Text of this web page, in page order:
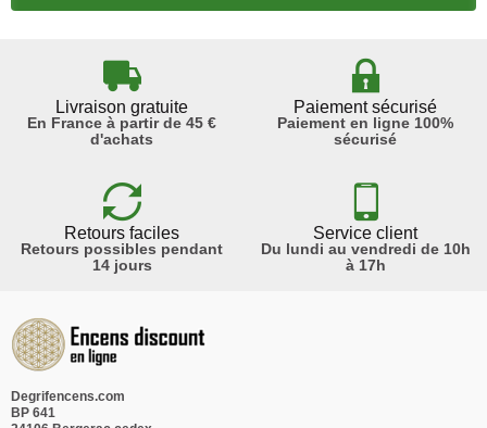
Livraison gratuite
En France à partir de 45 €
d'achats
Paiement sécurisé
Paiement en ligne 100%
sécurisé
Retours faciles
Retours possibles pendant
14 jours
Service client
Du lundi au vendredi de 10h
à 17h
Degrifencens.com
BP 641